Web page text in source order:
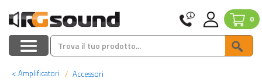
0
< Amplificatori Accessori